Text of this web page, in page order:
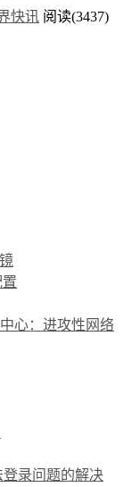
快讯 阅读(3437)
置
心：进攻性网络
登录问题的解决